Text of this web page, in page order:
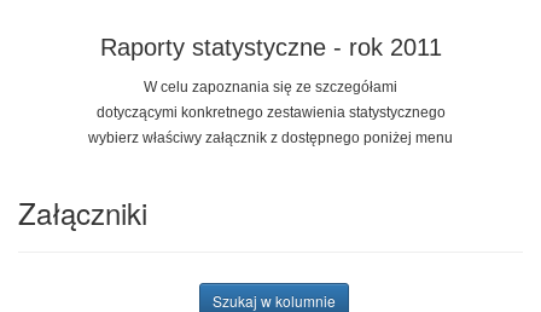
Raporty statystyczne - rok 2011
W celu zapoznania się ze szczegółami
dotyczącymi konkretnego zestawienia statystycznego
wybierz właściwy załącznik z dostępnego poniżej menu
Załączniki
Szukaj w kolumnie